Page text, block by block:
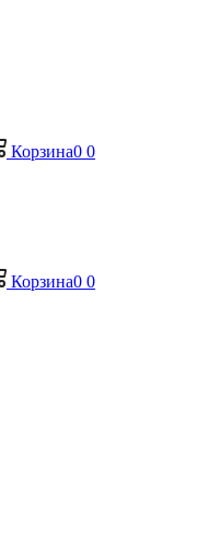
Корзина0 0
Корзина0 0